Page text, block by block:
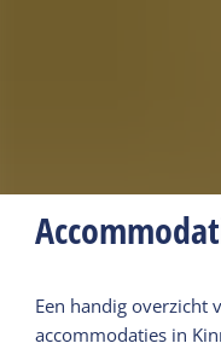
Een handig overzicht
accommodaties in